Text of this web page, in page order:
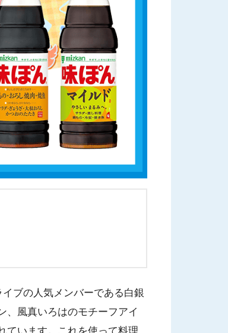
ブの人気メンバーである白銀
、風真いろはのモチーフアイ
ています。これを使って料理